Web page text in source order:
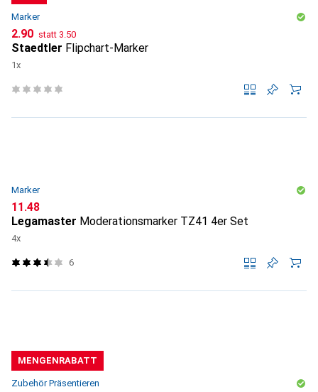
Marker
CHF
2.90 statt CHF
3.50
Staedtler Flipchart-Marker
1x
Marker
CHF
11.48
Legamaster Moderationsmarker TZ41 4er Set
4x
6
MENGENRABATT
Zubehör Präsentieren